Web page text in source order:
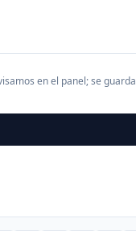
en el panel; se guarda